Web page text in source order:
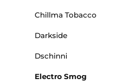
Chillma Tobacco
Darkside
Dschinni
Electro Smog